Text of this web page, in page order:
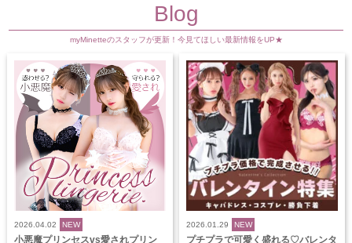
Blog
myMinetteのスタッフが更新！今見てほしい最新情報をUP★
2026.04.02 NEW
小悪魔プリンセスvs愛されプリン
2026.01.29 NEW
プチプラで可愛く盛れる♡バレンタ